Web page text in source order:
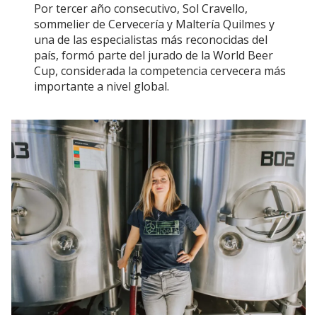
Por tercer año consecutivo, Sol Cravello,
sommelier de Cervecería y Maltería Quilmes y
una de las especialistas más reconocidas del
país, formó parte del jurado de la World Beer
Cup, considerada la competencia cervecera más
importante a nivel global.